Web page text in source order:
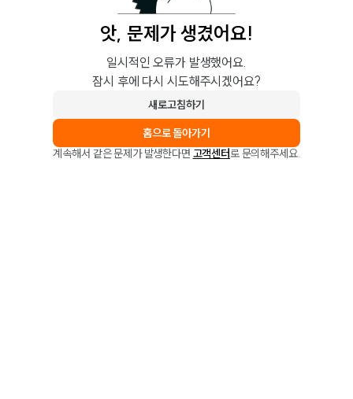
앗, 문제가 생겼어요!
일시적인 오류가 발생했어요.
잠시 후에 다시 시도해주시겠어요?
새로고침하기
홈으로 돌아가기
계속해서 같은 문제가 발생한다면 고객센터로 문의해주세요.